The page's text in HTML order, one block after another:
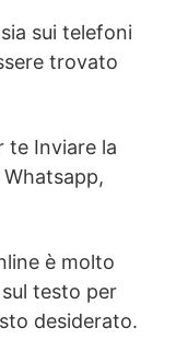
sui telefoni
trovato
te Inviare la
è molto
testo per
desiderato.